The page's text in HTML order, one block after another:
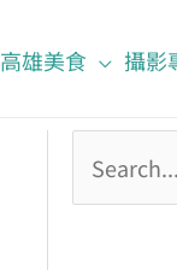
高雄美食 攝影